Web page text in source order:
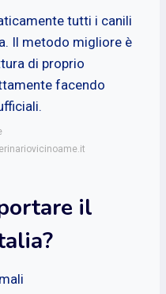
tutti i canili
Il metodo migliore è
di proprio
facendo
il